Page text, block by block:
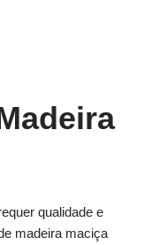
qualidade e
madeira maciça